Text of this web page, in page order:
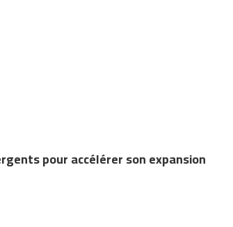
pour accélérer son expansion